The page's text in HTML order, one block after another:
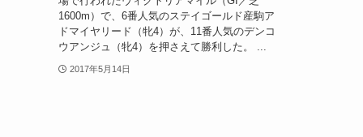
1600m）で、6番人気のステイゴールド産駒ア
ドマイヤリード（牝4）が、11番人気のデンコ
ウアンジュ（牝4）を押さえて勝利した。 ...
2017年5月14日